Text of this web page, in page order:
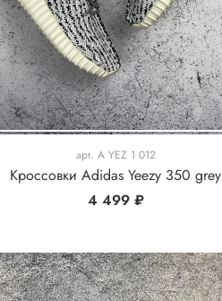
арт. A YEZ 1 012
Кроссовки Adidas Yeezy 350 grey
4 499 ₽